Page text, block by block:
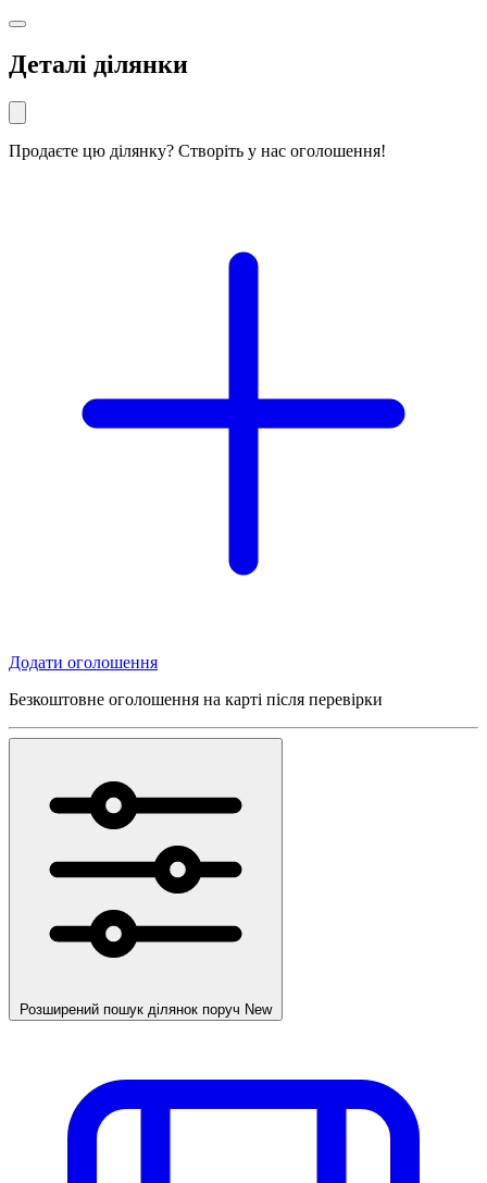
Деталі ділянки
Продаєте цю ділянку? Створіть у нас оголошення!
Додати оголошення
Безкоштовне оголошення на карті після перевірки
Розширений пошук ділянок поруч New